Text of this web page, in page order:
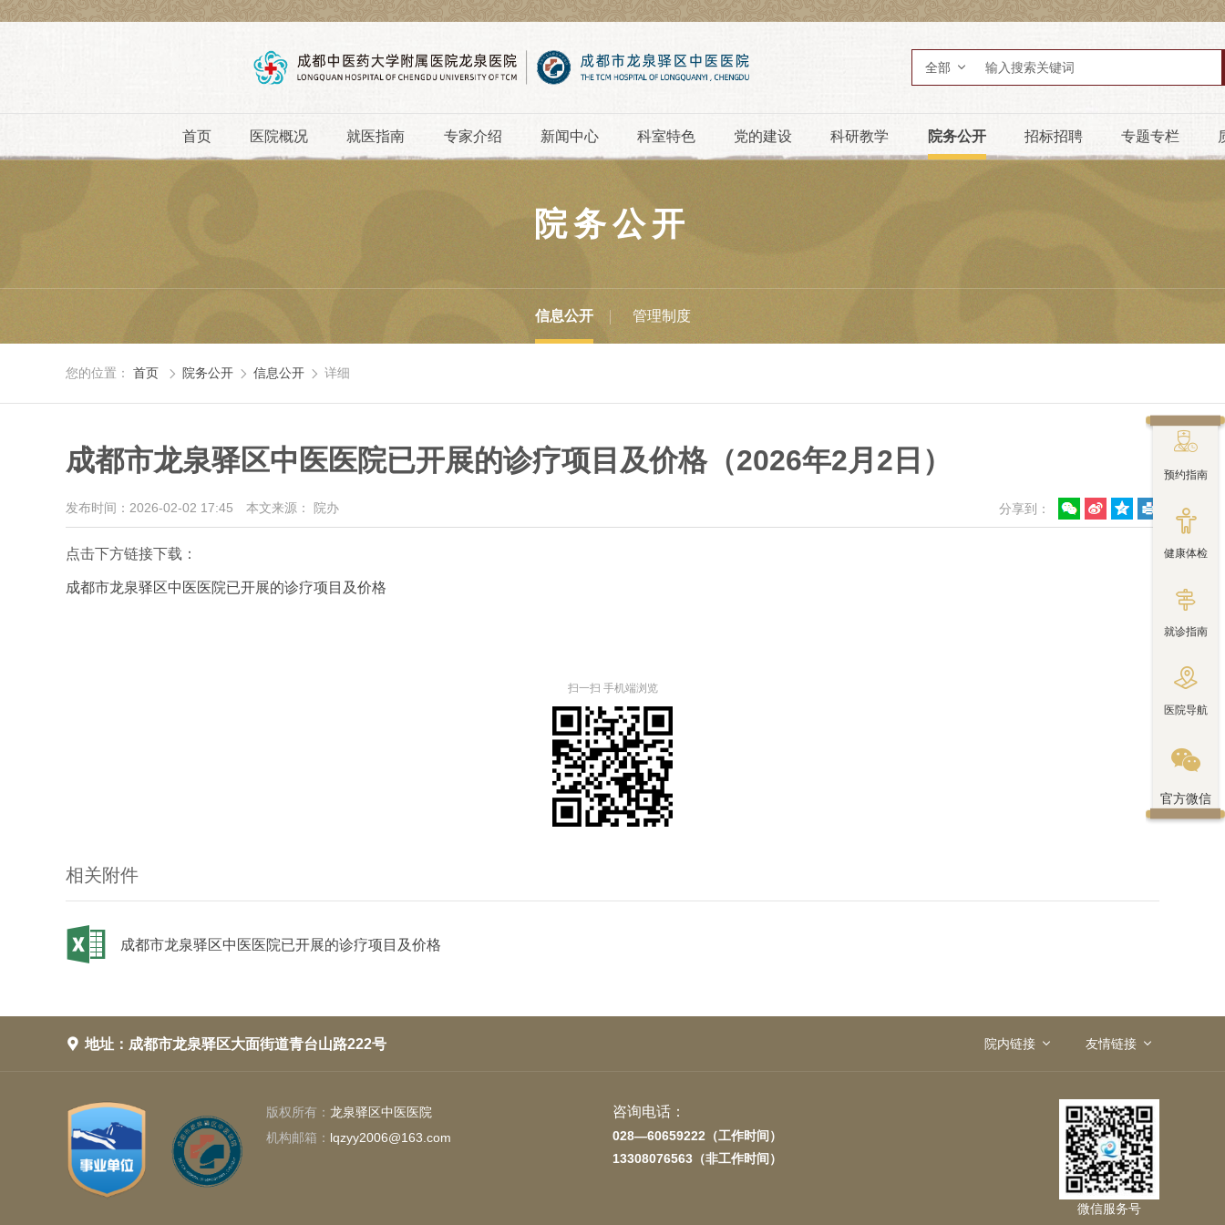
全部
首页 医院概况 就医指南 专家介绍 新闻中心 科室特色 党的建设 科研教学 院务公开 招标招聘 专题专栏
院务公开
信息公开 管理制度
您的位置： 首页  院务公开  信息公开  详细
成都市龙泉驿区中医医院已开展的诊疗项目及价格（2026年2月2日）
发布时间：2026-02-02 17:45 本文来源： 院办 分享到：
点击下方链接下载：
成都市龙泉驿区中医医院已开展的诊疗项目及价格
扫一扫 手机端浏览
相关附件
成都市龙泉驿区中医医院已开展的诊疗项目及价格
 地址：成都市龙泉驿区大面街道青台山路222号 院内链接 友情链接
版权所有： 龙泉驿区中医医院
机构邮箱： lqzyy2006@163.com
咨询电话：
028—60659222（工作时间）
13308076563（非工作时间）
微信服务号

预约指南

健康体检

就诊指南

医院导航

官方微信